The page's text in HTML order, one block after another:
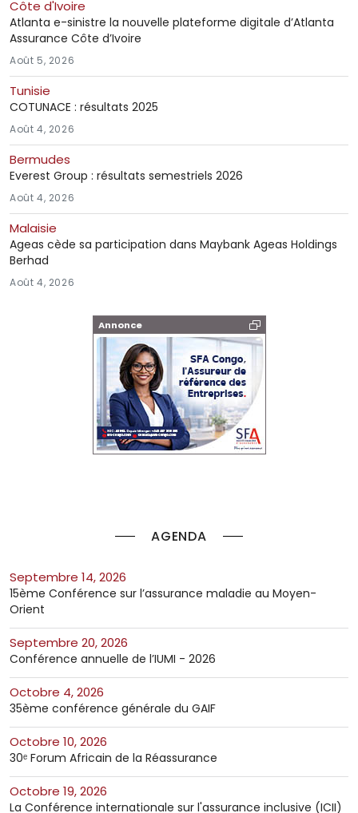
Annonce
AGENDA
septembre 14, 2026
15ème Conférence sur l’assurance maladie au Moyen-
Orient
septembre 20, 2026
Conférence annuelle de l’IUMI - 2026
octobre 4, 2026
35ème conférence générale du GAIF
octobre 10, 2026
30ᵉ Forum Africain de la Réassurance
octobre 19, 2026
La Conférence internationale sur l'assurance inclusive (ICII)
Côte d'Ivoire
Atlanta e-sinistre la nouvelle plateforme digitale d’Atlanta
Assurance Côte d’Ivoire
Août 5, 2026
Tunisie
COTUNACE : résultats 2025
Août 4, 2026
Bermudes
Everest Group : résultats semestriels 2026
Août 4, 2026
Malaisie
Ageas cède sa participation dans Maybank Ageas Holdings
Berhad
Août 4, 2026